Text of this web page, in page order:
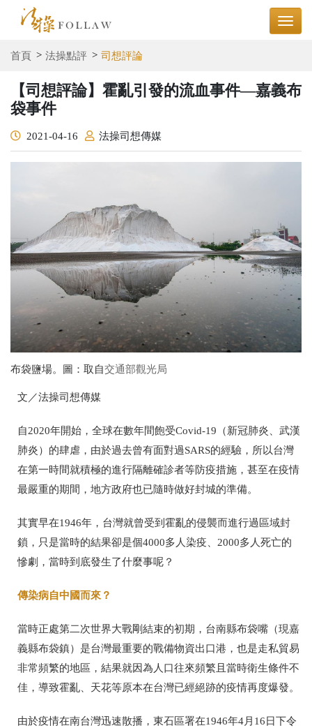
首頁 法操點評 司想評論
【司想評論】霍亂引發的流血事件—嘉義布
袋事件
2021-04-16 法操司想傳媒
布袋鹽場。圖：取自交通部觀光局
文／法操司想傳媒
自2020年開始，全球在數年間飽受Covid-19（新冠肺炎、武漢
肺炎）的肆虐，由於過去曾有面對過SARS的經驗，所以台灣
在第一時間就積極的進行隔離確診者等防疫措施，甚至在疫情
最嚴重的期間，地方政府也已隨時做好封城的準備。
其實早在1946年，台灣就曾受到霍亂的侵襲而進行過區域封
鎖，只是當時的結果卻是個4000多人染疫、 2000多人死亡的
慘劇，當時到底發生了什麼事呢？
傳染病自中國而來？
當時正處第二次世界大戰剛結束的初期，台南縣布袋嘴（現嘉
義縣布袋鎮）是台灣最重要的戰備物資出口港，也是走私貿易
非常頻繁的地區，結果就因為人口往來頻繁且當時衛生條件不
佳，導致霍亂、天花等原本在台灣已經絕跡的疫情再度爆發。
由於疫情在南台灣迅速散播，東石區署在1946年4月 16 日下令